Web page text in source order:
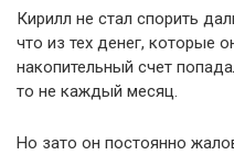
Кирилл не стал спорить
что из тех денег, которые
накопительный счет
то не каждый месяц.
Но зато он постоянно